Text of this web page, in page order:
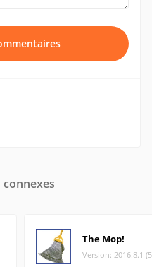
The Mop!
Version: 2016.8.1